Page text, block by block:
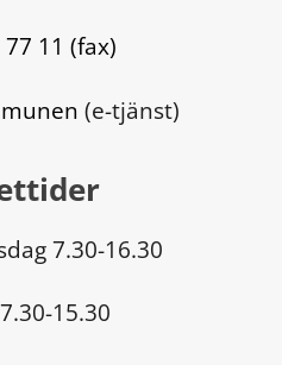
11 (fax)
(e-tjänst)
7.30-16.30
15.30